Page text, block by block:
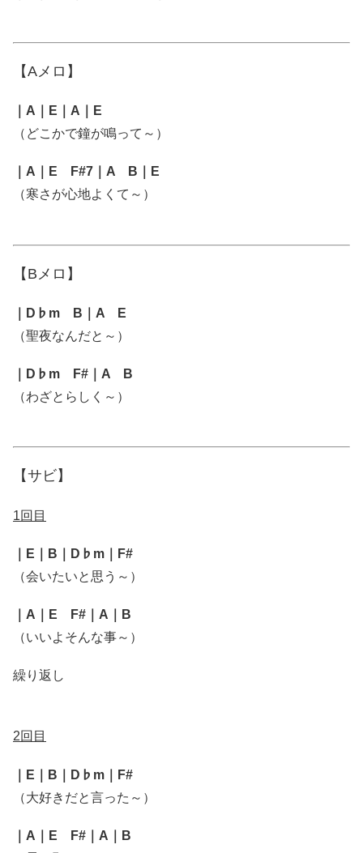
【Aメロ】
｜A｜E｜A｜E
（どこかで鐘が鳴って～）
｜A｜E F#7｜A B｜E
（寒さが心地よくて～）
【Bメロ】
｜D♭m B｜A E
（聖夜なんだと～）
｜D♭m F#｜A B
（わざとらしく～）
【サビ】
1回目
｜E｜B｜D♭m｜F#
（会いたいと思う～）
｜A｜E F#｜A｜B
（いいよそんな事～）
繰り返し
2回目
｜E｜B｜D♭m｜F#
（大好きだと言った～）
｜A｜E F#｜A｜B